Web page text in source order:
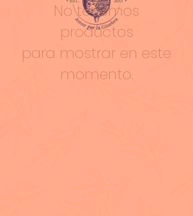
No tenemos
productos
para mostrar en este
momento.